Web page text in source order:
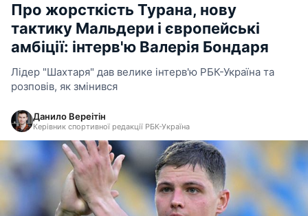
Про жорсткість Турана, нову
тактику Мальдери і європейські
амбіції: інтерв'ю Валерія Бондаря
Лідер "Шахтаря" дав велике інтерв'ю РБК-Україна та
розповів, як змінився
Данило Вереітін
Керівник спортивної редакції РБК-Україна